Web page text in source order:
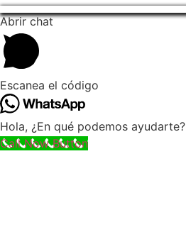
Abrir chat
Escanea el código
Hola, ¿En qué podemos ayudarte?
Call Now Button